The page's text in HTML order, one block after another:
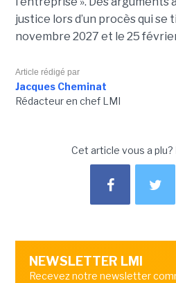
justice lors d’un procès qui
novembre 2027 et le 25
Article rédigé par
Jacques Cheminat
Rédacteur en chef LMI
Cet article vous a plu?
NEWSLETTER LMI
Recevez notre newsletter